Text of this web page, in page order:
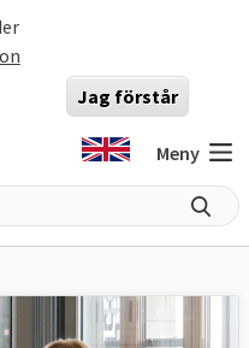
Jag förstår
Meny